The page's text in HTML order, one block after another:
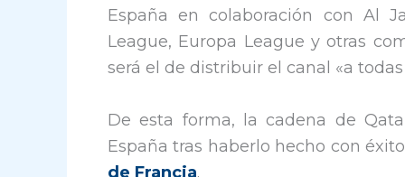
España en colaboración con Al
League, Europa League y otras
será el de distribuir el canal «a
De esta forma, la cadena de
España tras haberlo hecho con
de Francia.